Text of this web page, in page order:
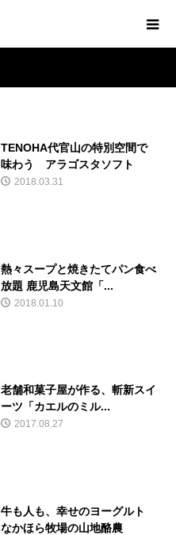
TENOHA代官山の特別空間で
味わう アラゴスタソフト
2018.03.31
熱々スープと焼きたてパン食べ
放題 鹿児島天文館「...
2018.01.10
老舗和菓子屋が作る、斬新スイ
ーツ「カエルのミル...
2017.08.27
牛も人も、幸せのヨーグルト
なかほら牧場の山地酪農